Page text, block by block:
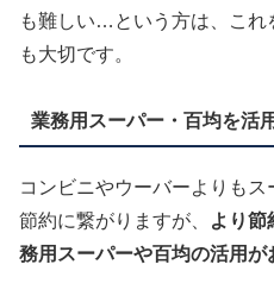
も難しい…という方は、これ
も大切です。
業務用スーパー・百均を活
コンビニやウーバーよりも
節約に繋がりますが、
より節
務用スーパーや百均の活用が